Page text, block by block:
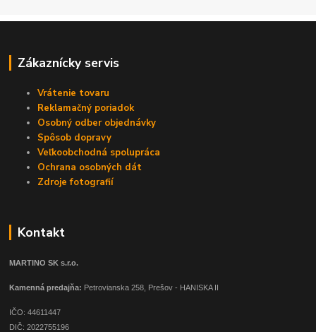
Zákaznícky servis
Vrátenie tovaru
Reklamačný poriadok
Osobný odber objednávky
Spôsob dopravy
Veľkoobchodná spolupráca
Ochrana osobných dát
Zdroje fotografií
Kontakt
MARTINO SK s.r.o.
Kamenná predajňa: Petrovianska 258, Prešov - HANISKA II
IČO: 44611447
DIČ: 2022755196